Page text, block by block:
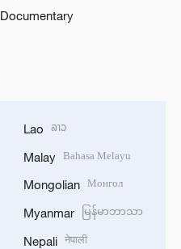
Documentary
Lao ລາວ
Malay Bahasa Melayu
Mongolian Монгол
Myanmar မြန်မာဘာသာ
Nepali नेपाली